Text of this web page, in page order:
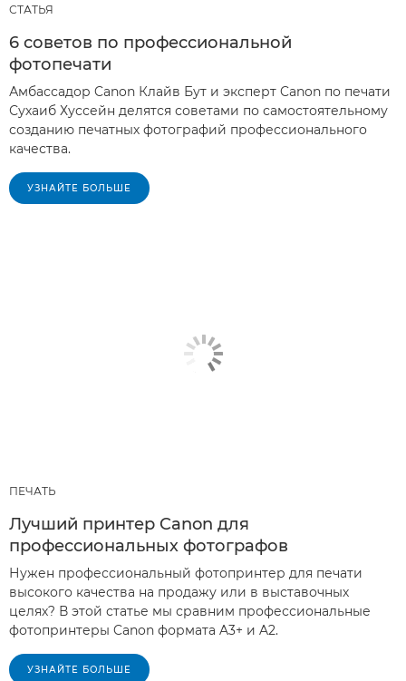
СТАТЬЯ
6 советов по профессиональной
фотопечати
Амбассадор Canon Клайв Бут и эксперт Canon по печати
Сухаиб Хуссейн делятся советами по самостоятельному
созданию печатных фотографий профессионального
качества.
УЗНАЙТЕ БОЛЬШЕ
ПЕЧАТЬ
Лучший принтер Canon для
профессиональных фотографов
Нужен профессиональный фотопринтер для печати
высокого качества на продажу или в выставочных
целях? В этой статье мы сравним профессиональные
фотопринтеры Canon формата A3+ и A2.
УЗНАЙТЕ БОЛЬШЕ